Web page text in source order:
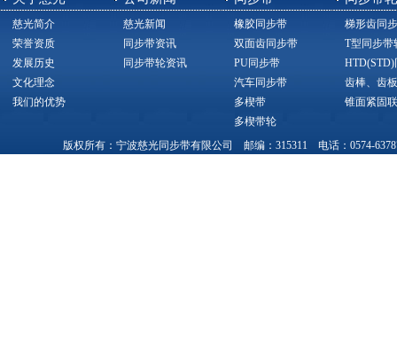
慈光简介
荣誉资质
发展历史
文化理念
我们的优势
慈光新闻
同步带资讯
同步带轮资讯
橡胶同步带
双面齿同步带
PU同步带
汽车同步带
多楔带
多楔带轮
梯形齿同
T型同步带
齿棒、齿板
锥面紧固
版权所有：宁波慈光同步带有限公司 邮编：315311 电话：0574-